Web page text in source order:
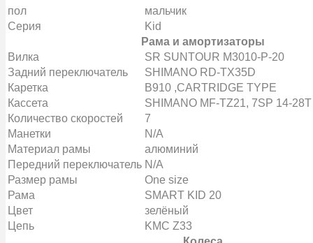
пол
мальчик
Серия
Kid
Рама и амортизаторы
Вилка
SR SUNTOUR M3010-P-20
Задний переключатель
SHIMANO RD-TX35D
Каретка
B910 ,CARTRIDGE TYPE
Кассета
SHIMANO MF-TZ21, 7SP 14-28T
Количество скоростей
7
Манетки
N/A
Материал рамы
алюминий
Передний переключатель N/A
Размер рамы
One size
Рама
SMART KID 20
Цвет
зелёный
Цепь
KMC Z33